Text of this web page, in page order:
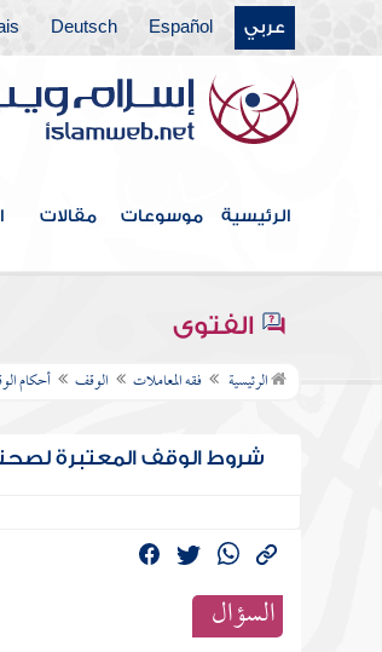
عربي Español
Deutsch
الرئيسية موسوعات مقالات
الفتوى
الرئيسية فقه المعاملات الوقف أحكام
شروط الوقف المعتبرة
السؤال